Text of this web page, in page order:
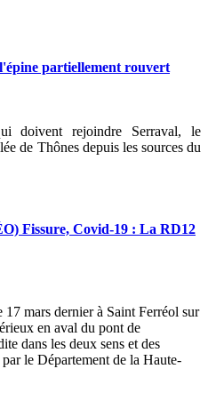
partiellement rouvert
doivent rejoindre Serraval, le
de Thônes depuis les sources du
Fissure, Covid-19 : La RD12
mars dernier à Saint Ferréol sur
en aval du pont de
dans les deux sens et des
le Département de la Haute-